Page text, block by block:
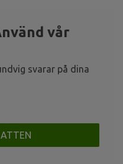
vår
svarar på dina